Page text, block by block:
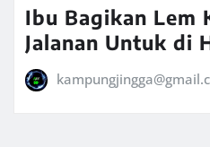
Ibu Bagikan Lem
Jalanan Untuk di